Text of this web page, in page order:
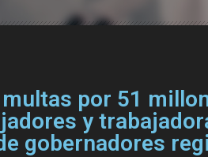
por 51
y
gobernadores